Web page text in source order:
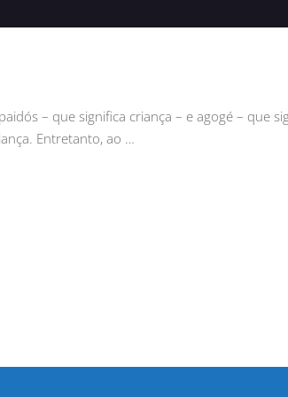
– que significa criança – e agogé – que
Entretanto, ao …